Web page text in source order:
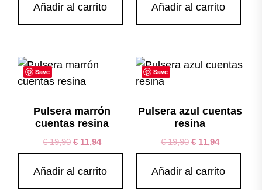
Añadir al carrito Añadir al carrito
Save
Pulsera marrón
cuentas resina
€19,90 € 11,94
Añadir al carrito
Save
Pulsera azul cuentas
resina
€19,90 €11,94
Añadir al carrito